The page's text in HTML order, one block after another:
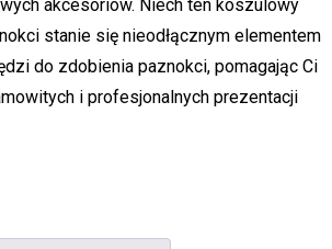
akcesoriów. Niech ten koszulowy
stanie się nieodłącznym elementem
do zdobienia paznokci, pomagając Ci
i profesjonalnych prezentacji